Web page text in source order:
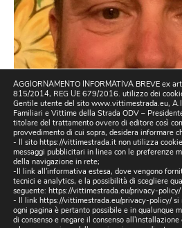
AGGIORNAMENTO INFORMATIVA BREVE ex
815/2014, REG UE 679/2016. utilizzo dei
Gentile utente del sito www.vittimestrada.eu,
Familiari e Vittime della Strada ODV –
titolare del trattamento ovvero di editore così
provvedimento di cui sopra, desidera informare
- Il sito https://vittimestrada.it non utilizza
messaggi pubblicitari in linea con le preferenze
della navigazione in rete;
-Il link all'informativa estesa, dove vengono
tecnici e analytics, e la possibilità di scegliere
seguente: https://vittimestrada.eu/privacy-policy/
- Il link https://vittimestrada.eu/privacy-policy/ si
ogni pagina è pertanto possibile e in qualunque
di consenso e negare il consenso all'installazione